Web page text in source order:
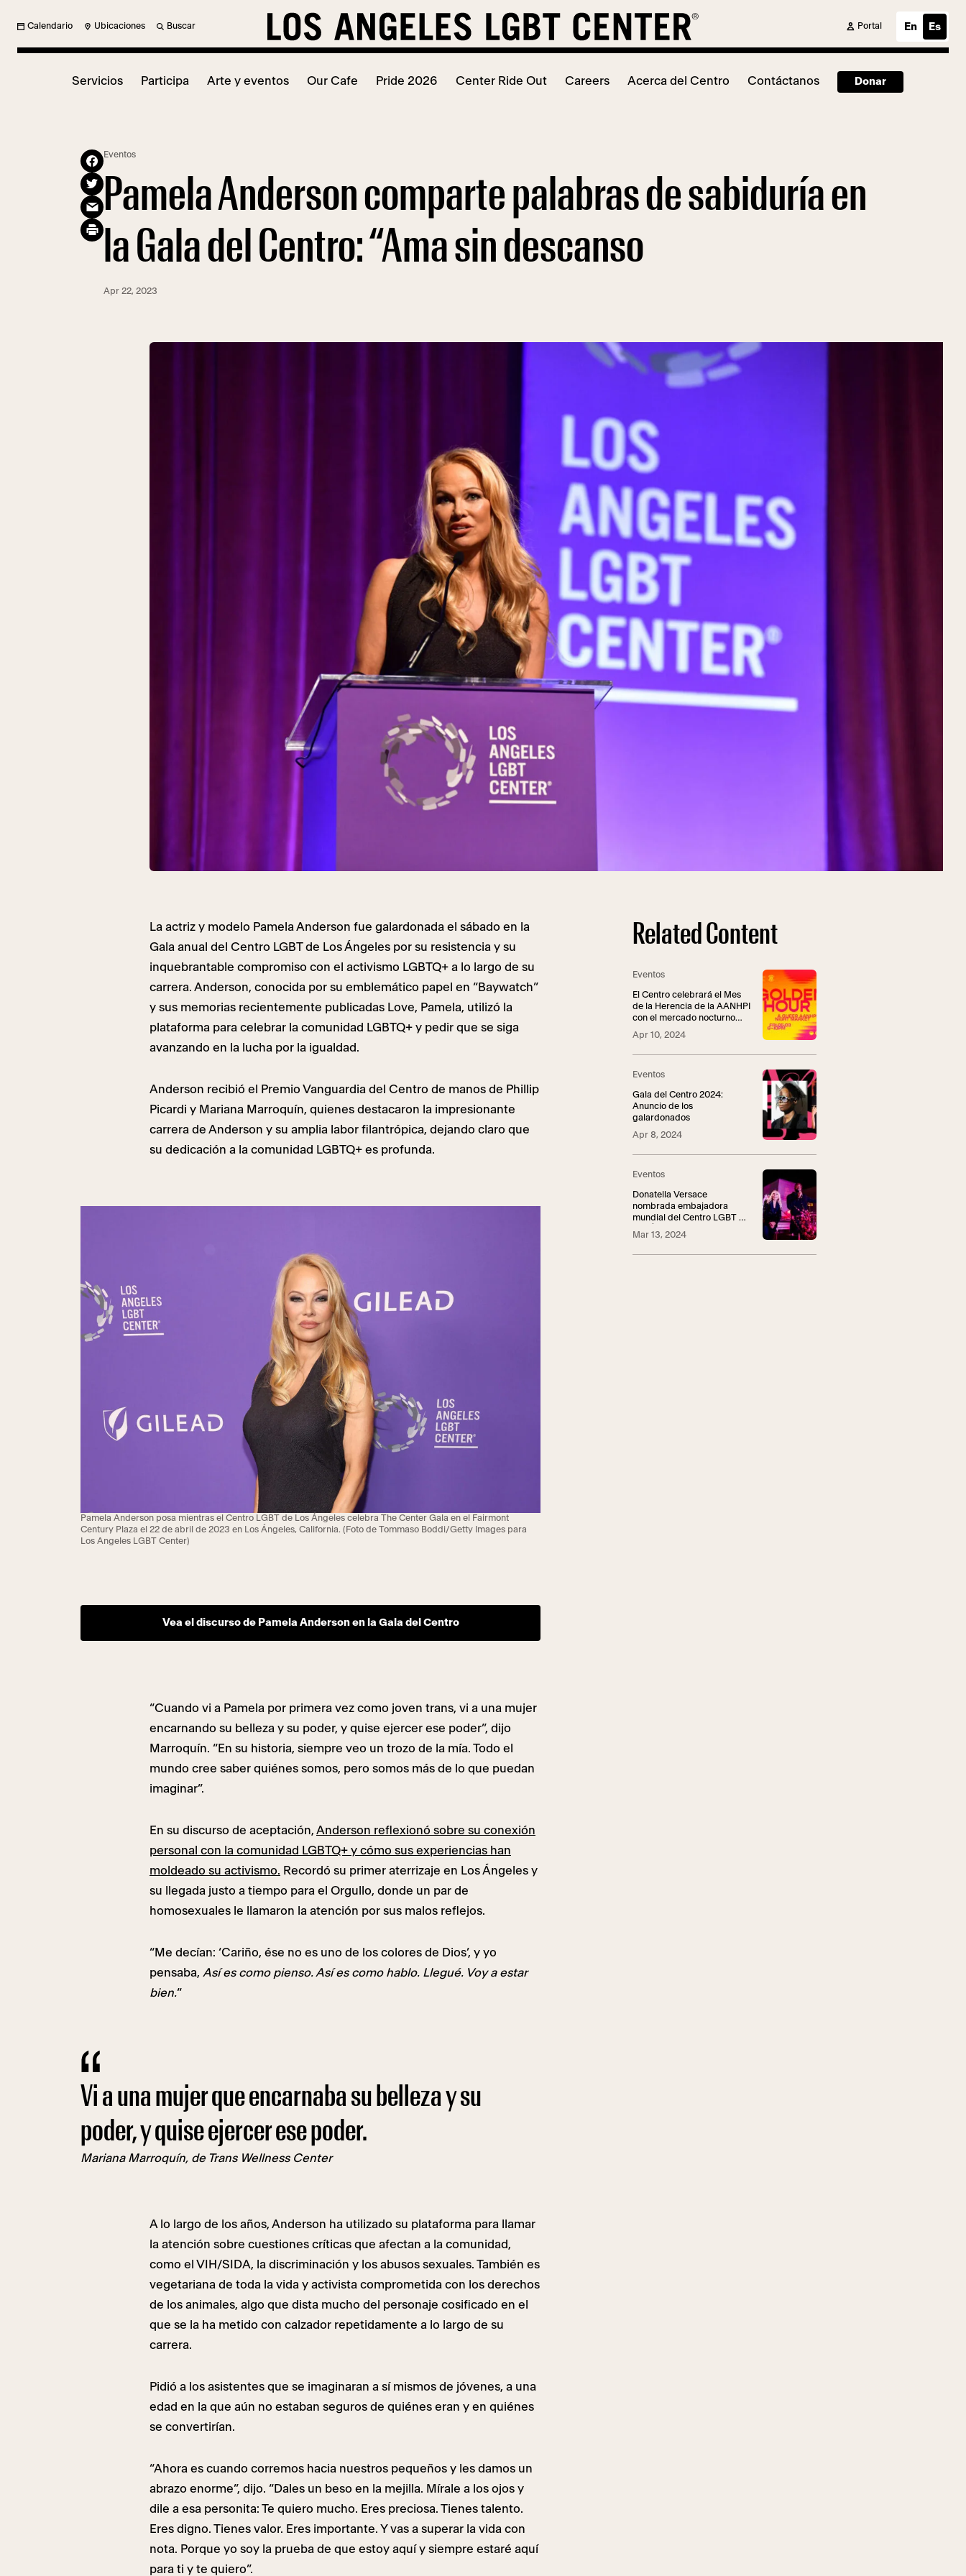
Calendario Ubicaciones Buscar Portal En Es
Servicios Participa Arte y eventos Our Cafe Pride 2026 Center Ride Out Careers Acerca del Centro Contáctanos Donar
Eventos
Pamela Anderson comparte palabras de sabiduría en
la Gala del Centro: “Ama sin descanso
Apr 22, 2023
La actriz y modelo Pamela Anderson fue galardonada el sábado en la
Gala anual del Centro LGBT de Los Ángeles por su resistencia y su
inquebrantable compromiso con el activismo LGBTQ+ a lo largo de su
carrera. Anderson, conocida por su emblemático papel en “Baywatch”
y sus memorias recientemente publicadas Love, Pamela, utilizó la
plataforma para celebrar la comunidad LGBTQ+ y pedir que se siga
avanzando en la lucha por la igualdad.
Anderson recibió el Premio Vanguardia del Centro de manos de Phillip
Picardi y Mariana Marroquín, quienes destacaron la impresionante
carrera de Anderson y su amplia labor filantrópica, dejando claro que
su dedicación a la comunidad LGBTQ+ es profunda.
Pamela Anderson posa mientras el Centro LGBT de Los Ángeles celebra The Center Gala en el Fairmont
Century Plaza el 22 de abril de 2023 en Los Ángeles, California. (Foto de Tommaso Boddi/Getty Images para
Los Angeles LGBT Center)
Vea el discurso de Pamela Anderson en la Gala del Centro
“Cuando vi a Pamela por primera vez como joven trans, vi a una mujer
encarnando su belleza y su poder, y quise ejercer ese poder”, dijo
Marroquín. “En su historia, siempre veo un trozo de la mía. Todo el
mundo cree saber quiénes somos, pero somos más de lo que puedan
imaginar”.
En su discurso de aceptación, Anderson reflexionó sobre su conexión
personal con la comunidad LGBTQ+ y cómo sus experiencias han
moldeado su activismo. Recordó su primer aterrizaje en Los Ángeles y
su llegada justo a tiempo para el Orgullo, donde un par de
homosexuales le llamaron la atención por sus malos reflejos.
“Me decían: ‘Cariño, ése no es uno de los colores de Dios’, y yo
pensaba, Así es como pienso. Así es como hablo. Llegué. Voy a estar
bien.“
Vi a una mujer que encarnaba su belleza y su
poder, y quise ejercer ese poder.
Mariana Marroquín, de Trans Wellness Center
A lo largo de los años, Anderson ha utilizado su plataforma para llamar
la atención sobre cuestiones críticas que afectan a la comunidad,
como el VIH/SIDA, la discriminación y los abusos sexuales. También es
vegetariana de toda la vida y activista comprometida con los derechos
de los animales, algo que dista mucho del personaje cosificado en el
que se la ha metido con calzador repetidamente a lo largo de su
carrera.
Pidió a los asistentes que se imaginaran a sí mismos de jóvenes, a una
edad en la que aún no estaban seguros de quiénes eran y en quiénes
se convertirían.
“Ahora es cuando corremos hacia nuestros pequeños y les damos un
abrazo enorme”, dijo. “Dales un beso en la mejilla. Mírale a los ojos y
dile a esa personita: Te quiero mucho. Eres preciosa. Tienes talento.
Eres digno. Tienes valor. Eres importante. Y vas a superar la vida con
nota. Porque yo soy la prueba de que estoy aquí y siempre estaré aquí
para ti y te quiero”.
Related Content
Eventos
El Centro celebrará el Mes
de la Herencia de la AANHPI
con el mercado nocturno
inaugural Golden Hour
Apr 10, 2024
Eventos
Gala del Centro 2024:
Anuncio de los
galardonados
Apr 8, 2024
Eventos
Donatella Versace
nombrada embajadora
mundial del Centro LGBT de
Los Ángeles
Mar 13, 2024